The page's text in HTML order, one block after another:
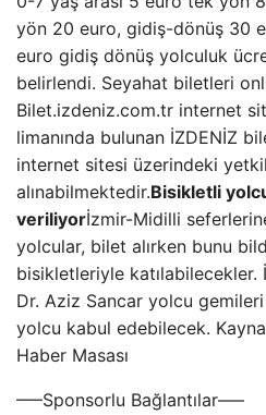
yön 20 euro, gidiş-dönüş 30
euro gidiş dönüş yolculuk
belirlendi. Seyahat biletleri
Bilet.izdeniz.com.tr internet
limanında bulunan İZDENİZ
internet sitesi üzerindeki
alınabilmektedir.Bisikletli
veriliyorİzmir-Midilli
yolcular, bilet alırken bunu
bisikletleriyle katılabilecekler.
Dr. Aziz Sancar yolcu
yolcu kabul edebilecek.
Haber Masası
—–Sponsorlu Bağlantılar—–